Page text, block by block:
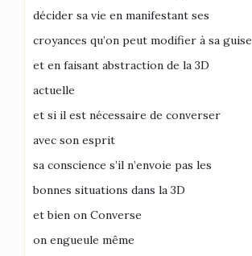
décider sa vie en manifestant ses
croyances qu’on peut modifier à sa guise
et en faisant abstraction de la 3D
actuelle
et si il est nécessaire de converser
avec son esprit
sa conscience s’il n’envoie pas les
bonnes situations dans la 3D
et bien on Converse
on engueule même